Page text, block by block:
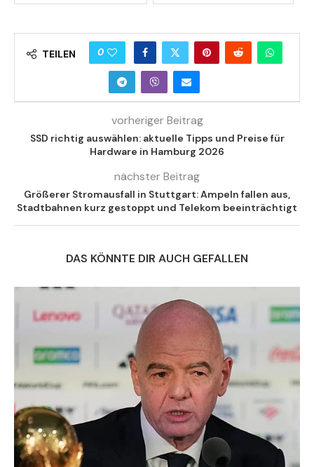
TEILEN 0
vorheriger Beitrag
SSD richtig auswählen: aktuelle Tipps und Preise für
Hardware in Hamburg 2026
nächster Beitrag
Größerer Stromausfall in Stuttgart: Ampeln fallen aus,
Stadtbahnen kurz gestoppt und Telekom beeinträchtigt
DAS KÖNNTE DIR AUCH GEFALLEN